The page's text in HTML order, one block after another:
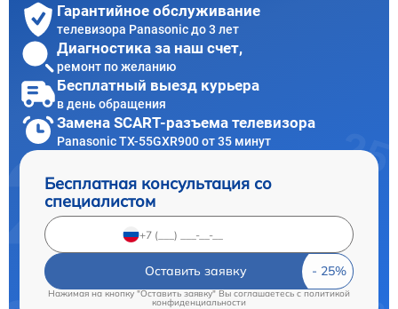
Гарантийное обслуживание
телевизора Panasonic до 3 лет
Диагностика за наш счет,
ремонт по желанию
Бесплатный выезд курьера
в день обращения
Замена SCART-разъема телевизора
Panasonic TX-55GXR900 от 35 минут
Бесплатная консультация со
специалистом
Оставить заявку
Нажимая на кнопку "Оставить заявку" Вы соглашаетесь cполитикой
конфиденциальности